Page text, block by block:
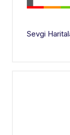
Sevgi